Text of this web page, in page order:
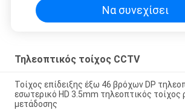
Να συνεχίσει
Τηλεοπτικός τοίχος CCTV
Τοίχος επίδειξης έξω 46 βρόχων DP
εσωτερικό HD 3.5mm τηλεοπτικός τοίχος
μετάδοσης